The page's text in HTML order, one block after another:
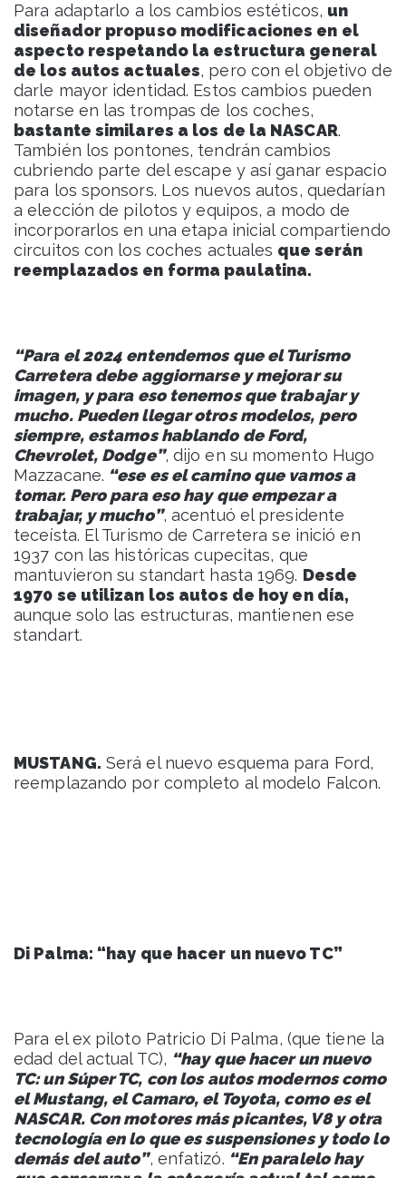
Para adaptarlo a los cambios estéticos, un
diseñador propuso modificaciones en el
aspecto respetando la estructura general
de los autos actuales, pero con el objetivo de
darle mayor identidad. Estos cambios pueden
notarse en las trompas de los coches,
bastante similares a los de la NASCAR.
También los pontones, tendrán cambios
cubriendo parte del escape y así ganar espacio
para los sponsors. Los nuevos autos, quedarían
a elección de pilotos y equipos, a modo de
incorporarlos en una etapa inicial compartiendo
circuitos con los coches actuales que serán
reemplazados en forma paulatina.
“Para el 2024 entendemos que el Turismo
Carretera debe aggiornarse y mejorar su
imagen, y para eso tenemos que trabajar y
mucho. Pueden llegar otros modelos, pero
siempre, estamos hablando de Ford,
Chevrolet, Dodge”, dijo en su momento Hugo
Mazzacane. “ese es el camino que vamos a
tomar. Pero para eso hay que empezar a
trabajar, y mucho”, acentuó el presidente
teceísta. El Turismo de Carretera se inició en
1937 con las históricas cupecitas, que
mantuvieron su standart hasta 1969. Desde
1970 se utilizan los autos de hoy en día,
aunque solo las estructuras, mantienen ese
standart.
MUSTANG. Será el nuevo esquema para Ford,
reemplazando por completo al modelo Falcon.
Di Palma: “hay que hacer un nuevo TC”
Para el ex piloto Patricio Di Palma, (que tiene la
edad del actual TC), “hay que hacer un nuevo
TC: un Súper TC, con los autos modernos como
el Mustang, el Camaro, el Toyota, como es el
NASCAR. Con motores más picantes, V8 y otra
tecnología en lo que es suspensiones y todo lo
demás del auto”, enfatizó. “En paralelo hay